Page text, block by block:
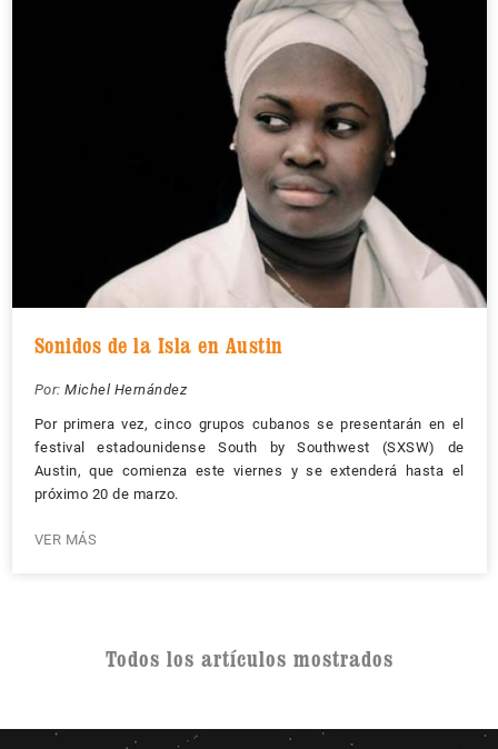
Sonidos de la Isla en Austin
Por: Michel Hernández
Por primera vez, cinco grupos cubanos se presentarán en el
festival estadounidense South by Southwest (SXSW) de
Austin, que comienza este viernes y se extenderá hasta el
próximo 20 de marzo.
VER MÁS
Todos los artículos mostrados